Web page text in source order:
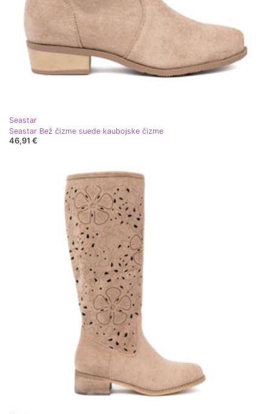
Seastar
Seastar Bež čizme suede kaubojske čizme
46,91 €